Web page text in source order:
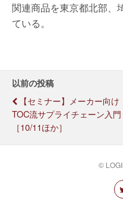
関連商品を東京都北部、
ている。
以前の投稿
【セミナー】メーカー向け
TOC流サプライチェーン入門
［10/11ほか］
©